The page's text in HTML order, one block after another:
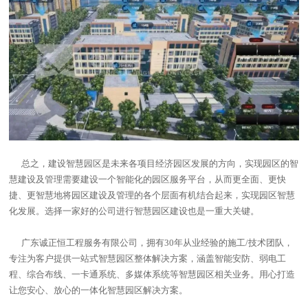
总之，建设智慧园区是未来各项目经济园区发展的方向，实现园区的智
慧建设及管理需要建设一个智能化的园区服务平台，从而更全面、更快
捷、更智慧地将园区建设及管理的各个层面有机结合起来，实现园区智慧
化发展。选择一家好的公司进行智慧园区建设也是一重大关键。
广东诚正恒工程服务有限公司，拥有30年从业经验的施工/技术团队，
专注为客户提供一站式智慧园区整体解决方案，涵盖智能安防、弱电工
程、综合布线、一卡通系统、多媒体系统等智慧园区相关业务。用心打造
让您安心、放心的一体化智慧园区解决方案。